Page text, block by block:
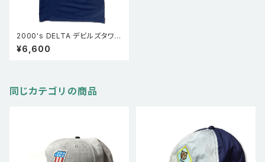
2000's DELTA デビルズタワー
エイリアン Ｔシャツ UFO Devil
s tower 宇宙人 黒 M
¥6,600
同じカテゴリの商品